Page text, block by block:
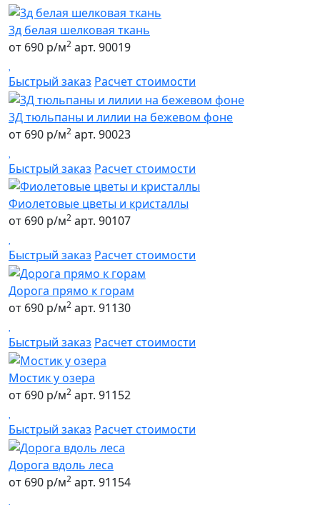
3д белая шелковая ткань
от 690 р/м2 арт. 90019
Быстрый заказ Расчет стоимости
3Д тюльпаны и лилии на бежевом фоне
от 690 р/м2 арт. 90023
Быстрый заказ Расчет стоимости
Фиолетовые цветы и кристаллы
от 690 р/м2 арт. 90107
Быстрый заказ Расчет стоимости
Дорога прямо к горам
от 690 р/м2 арт. 91130
Быстрый заказ Расчет стоимости
Мостик у озера
от 690 р/м2 арт. 91152
Быстрый заказ Расчет стоимости
Дорога вдоль леса
от 690 р/м2 арт. 91154